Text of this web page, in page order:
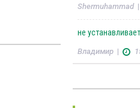
Shermuhammad|
не
Владимир|